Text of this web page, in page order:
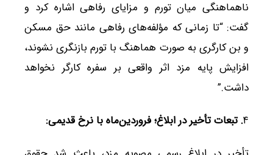
ناهماهنگی میان تورم و مزایای رفاهی اشاره کرد و
گفت: “تا زمانی که مؤلفه‌های رفاهی مانند حق مسکن
و بن کارگری به صورت هماهنگ با تورم بازنگری نشوند،
افزایش پایه مزد اثر واقعی بر سفره کارگر نخواهد
داشت.”
۴.تبعات تأخیر در ابلاغ؛ فروردین‌ماه با نرخ قدیمی: